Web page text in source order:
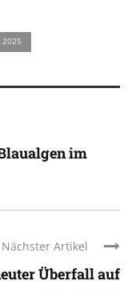
2025
im
Nächster Artikel
Überfall auf